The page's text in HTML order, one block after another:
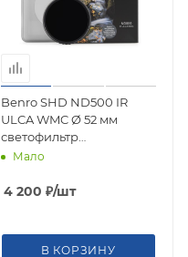
Benro SHD ND500 IR
ULCA WMC Ø 52 мм
светофильтр
нейтрально-серый
Мало
4 200 ₽/шт
В КОРЗИНУ